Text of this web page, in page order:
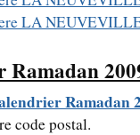
LA
Ramadan
Ramadan
code postal.